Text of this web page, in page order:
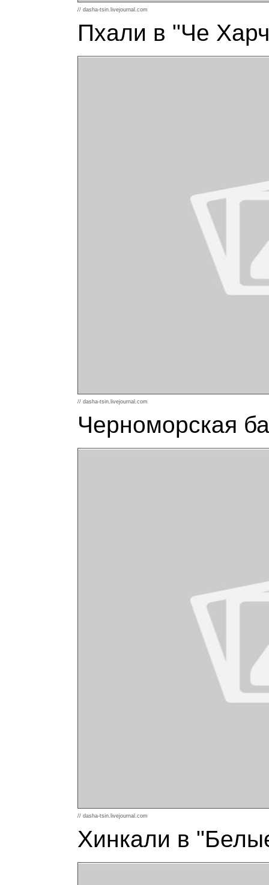
// dasha-tsin.livejournal.com
Пхали в "Че
// dasha-tsin.livejournal.com
Черноморская
// dasha-tsin.livejournal.com
Хинкали в